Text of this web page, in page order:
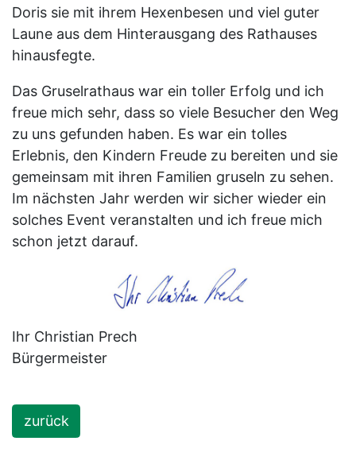
Doris sie mit ihrem Hexenbesen und viel guter
Laune aus dem Hinterausgang des Rathauses
hinausfegte.
Das Gruselrathaus war ein toller Erfolg und ich
freue mich sehr, dass so viele Besucher den Weg
zu uns gefunden haben. Es war ein tolles
Erlebnis, den Kindern Freude zu bereiten und sie
gemeinsam mit ihren Familien gruseln zu sehen.
Im nächsten Jahr werden wir sicher wieder ein
solches Event veranstalten und ich freue mich
schon jetzt darauf.
Ihr Christian Prech
Bürgermeister
zurück